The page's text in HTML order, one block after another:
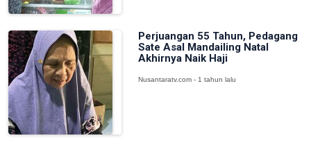
Perjuangan 55 Tahun, Pedagang
Sate Asal Mandailing Natal
Akhirnya Naik Haji
Nusantaratv.com - 1 tahun lalu